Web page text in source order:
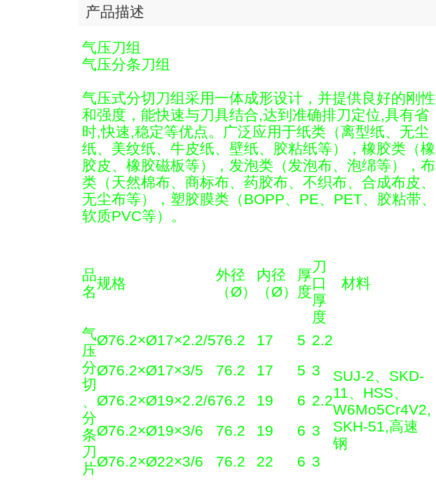
产品描述
气压刀组
气压分条刀组
气压式分切刀组采用一体成形设计，并提供良好的刚性
和强度，能快速与刀具结合,达到准确排刀定位,具有省
时,快速,稳定等优点。广泛应用于纸类（离型纸、无尘
纸、美纹纸、牛皮纸、壁纸、胶粘纸等），橡胶类（橡
胶皮、橡胶磁板等），发泡类（发泡布、泡绵等），布
类（天然棉布、商标布、药胶布、不织布、合成布皮、
无尘布等），塑胶膜类（BOPP、PE、PET、胶粘带、
软质PVC等）。
品
名规格
外径
（Ø）
内径
（Ø）
厚
度
刀
口
厚
度
材料
气
压
分
切
、
分
条
刀
片
Ø76.2×Ø17×2.2/576.2 17 5 2.2
SUJ-2、 SKD-
11、 HSS、
W6Mo5Cr4V2,
SKH-51,高速
钢
Ø76.2×Ø17×3/5 76.2 17 5 3
Ø76.2×Ø19×2.2/676.2 19 6 2.2
Ø76.2×Ø19×3/6
76.2 19 6 3
Ø76.2×Ø22×3/6
76.2 22 6 3